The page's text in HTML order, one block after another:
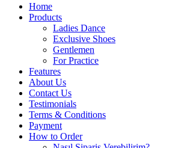
Home
Products
Ladies Dance
Exclusive Shoes
Gentlemen
For Practice
Features
About Us
Contact Us
Testimonials
Terms & Conditions
Payment
How to Order